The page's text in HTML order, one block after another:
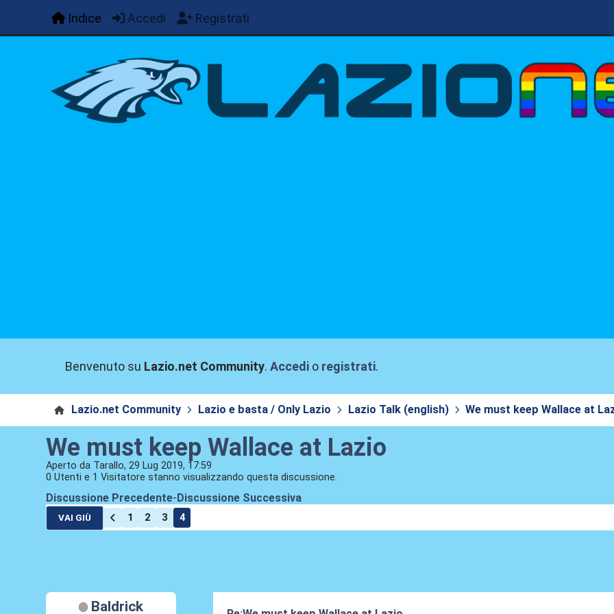
Indice Accedi Registrati
Benvenuto su Lazio.net Community.Accedi o registrati.
Lazio.net Community Lazio e basta / Only Lazio Lazio Talk (english) We must keep Wallace at
We must keep Wallace at Lazio
Aperto da Tarallo, 29 Lug 2019, 17:59
0 Utenti e 1 Visitatore stanno visualizzando questa discussione.
Discussione Precedente- Discussione Successiva
VAI GIÙ 1 2 3 4
Baldrick